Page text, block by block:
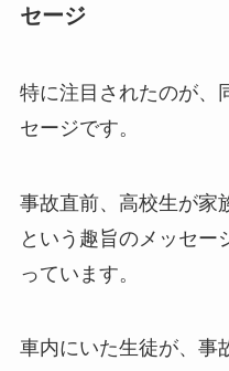
セージ
特に注目されたのが、
セージです。
事故直前、高校生が家
という趣旨のメッセー
っています。
車内にいた生徒が、事